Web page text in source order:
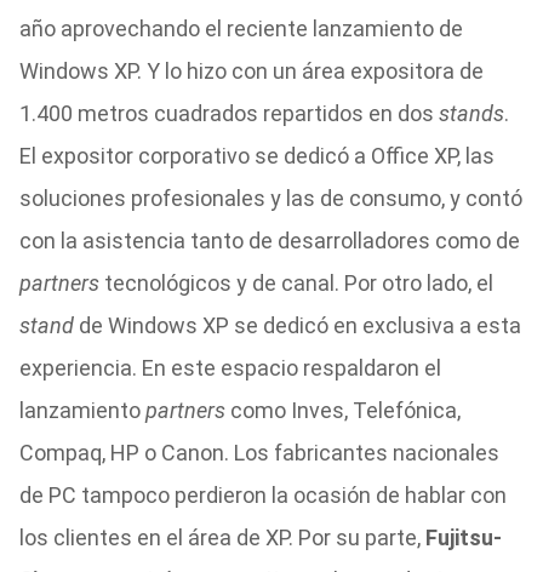
año aprovechando el reciente lanzamiento de
Windows XP. Y lo hizo con un área expositora de
1.400 metros cuadrados repartidos en dos stands.
El expositor corporativo se dedicó a Office XP, las
soluciones profesionales y las de consumo, y contó
con la asistencia tanto de desarrolladores como de
partnerstecnológicos y de canal. Por otro lado, el
standde Windows XP se dedicó en exclusiva a esta
experiencia. En este espacio respaldaron el
lanzamientopartnerscomo Inves, Telefónica,
Compaq, HP o Canon. Los fabricantes nacionales
de PC tampoco perdieron la ocasión de hablar con
los clientes en el área de XP. Por su parte, Fujitsu-